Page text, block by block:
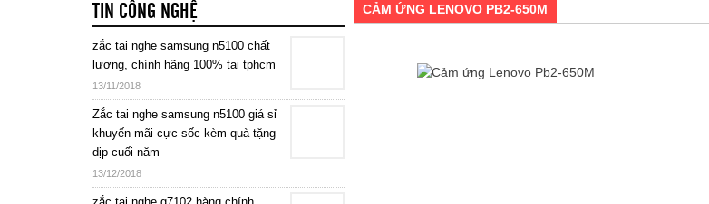
CẢM ỨNG LENOVO PB2-650M
TIN CÔNG NGHỆ
zắc tai nghe samsung n5100 chất
lượng, chính hãng 100% tại tphcm
13/11/2018
Zắc tai nghe samsung n5100 giá sỉ
khuyến mãi cực sốc kèm quà tặng
dịp cuối năm
13/12/2018